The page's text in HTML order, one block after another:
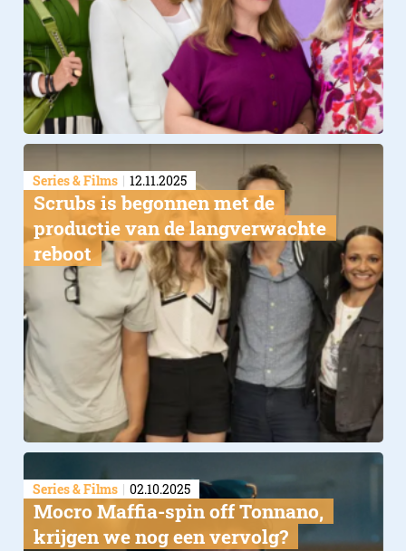
Series & Films 12.11.2025
Scrubs is begonnen met de
productie van de langverwachte
reboot
Series & Films 02.10.2025
Mocro Maffia-spin off Tonnano,
krijgen we nog een vervolg?